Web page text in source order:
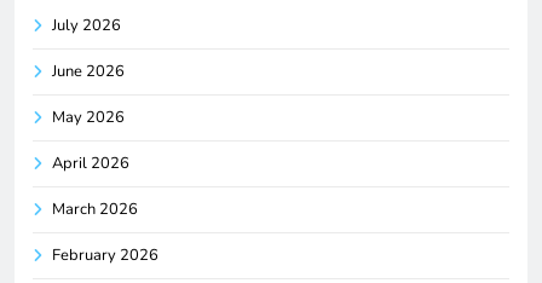
July 2026
June 2026
May 2026
April 2026
March 2026
February 2026